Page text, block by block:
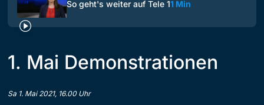
So geht's weiter auf Tele 11 Min
1. Mai Demonstrationen
Sa 1. Mai 2021, 16.00 Uhr